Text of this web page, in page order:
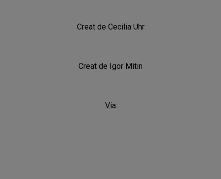
Creat de Cecilia Uhr
Creat de Igor Mitin
Via